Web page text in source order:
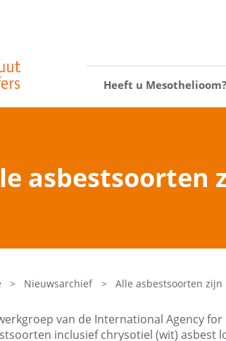
Heeft u Mesothelioom?
asbestsoorten
> Nieuwsarchief > Alle asbestsoorten zijn
van de International Agency
inclusief chrysotiel (wit) asbest